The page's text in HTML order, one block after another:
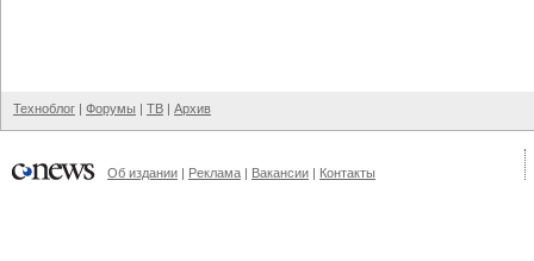
Техноблог | Форумы | ТВ | Архив
Об издании | Реклама | Вакансии | Контакты